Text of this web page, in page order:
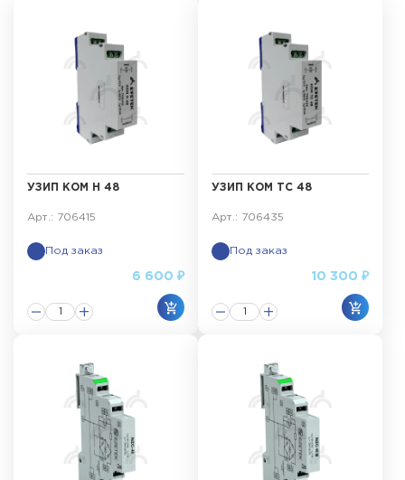
УЗИП КОМ Н 48
Арт.: 706415
Под заказ
6 600 ₽
УЗИП КОМ ТС 48
Арт.: 706435
Под заказ
10 300 ₽